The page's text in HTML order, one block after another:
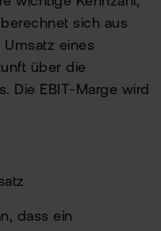
sich aus
Umsatz eines
über die
Die EBIT-Marge wird
dass ein